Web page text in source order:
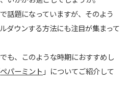
話題になっていますが、そのよう
ダウンする方法にも注目が集まって
も、このような時期におすすめし
ペパーミント 」についてご紹介して